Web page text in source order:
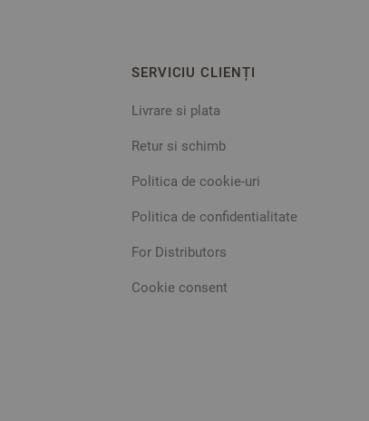
SERVICIU CLIENȚI
Livrare si plata
Retur si schimb
Politica de cookie-uri
Politica de confidentialitate
For Distributors
Cookie consent